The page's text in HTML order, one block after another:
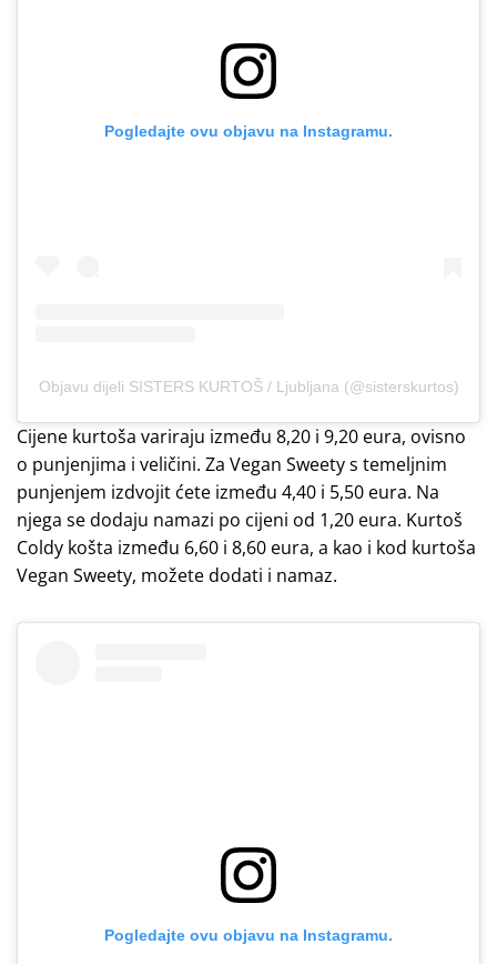
Pogledajte ovu objavu na Instagramu.
Objavu dijeli SISTERS KURTOŠ / Ljubljana (@sisterskurtos)
Cijene kurtoša variraju između 8,20 i 9,20 eura, ovisno
o punjenjima i veličini. Za Vegan Sweety s temeljnim
punjenjem izdvojit ćete između 4,40 i 5,50 eura. Na
njega se dodaju namazi po cijeni od 1,20 eura. Kurtoš
Coldy košta između 6,60 i 8,60 eura, a kao i kod kurtoša
Vegan Sweety, možete dodati i namaz.
Pogledajte ovu objavu na Instagramu.